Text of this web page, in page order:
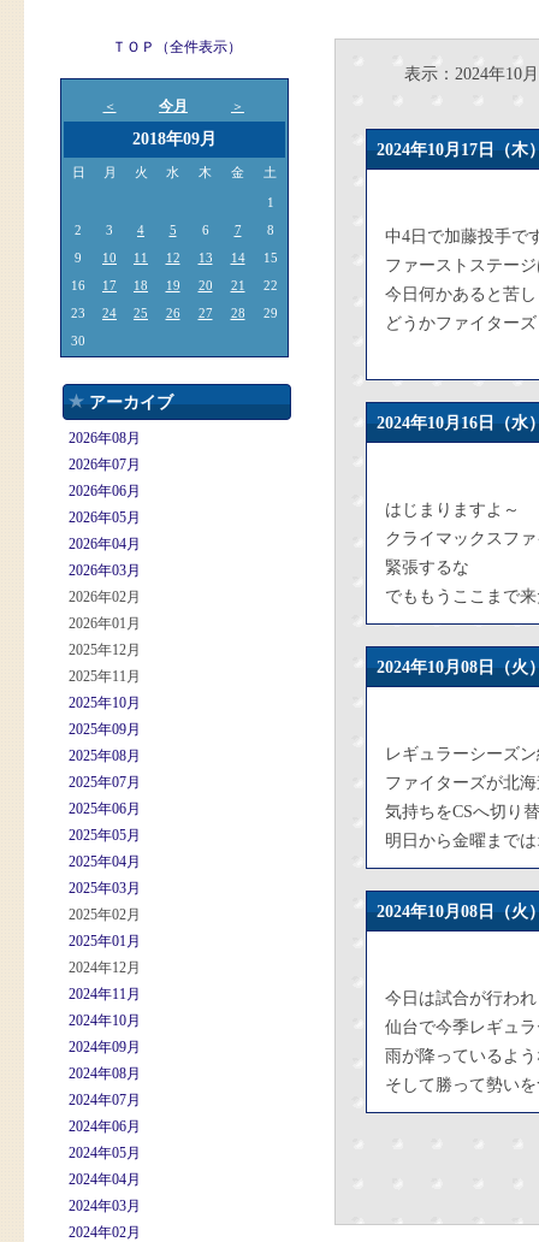
ＴＯＰ（全件表示）
＜ 今月 ＞
2018年09月
日 月 火 水 木 金 土
1
2
3 4 5 6 7
8
9
10 11 12 13 14
15
16
17 18 19 20 21
22
23
24 25 26 27 28
29
30
アーカイブ
2026年08月
2026年07月
2026年06月
2026年05月
2026年04月
2026年03月
2026年02月
2026年01月
2025年12月
2025年11月
2025年10月
2025年09月
2025年08月
2025年07月
2025年06月
2025年05月
2025年04月
2025年03月
2025年02月
2025年01月
2024年12月
2024年11月
2024年10月
2024年09月
2024年08月
2024年07月
2024年06月
2024年05月
2024年04月
2024年03月
2024年02月
表示：2024年10月
2024年10月17日
中4日で加藤投手で
ファーストステー
今日何かあると苦
どうかファイター
2024年10月16日
はじまりますよ～
クライマックスフ
緊張するな
でももうここまで
2024年10月08日
レギュラーシーズ
ファイターズが北
気持ちをCSへ切り
明日から金曜まで
2024年10月08日
今日は試合が行わ
仙台で今季レギュ
雨が降っているよ
そして勝って勢い